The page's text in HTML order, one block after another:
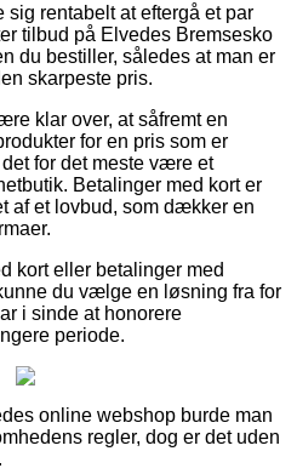
rentabelt at eftergå et par
tilbud på Elvedes Bremsesko
du bestiller, således at man er
skarpeste pris.
klar over, at såfremt en
for en pris som er
for det meste være et
Betalinger med kort er
af et lovbud, som dækker en
kort eller betalinger med
du vælge en løsning fra for
i sinde at honorere
periode.
online webshop burde man
regler, dog er det uden